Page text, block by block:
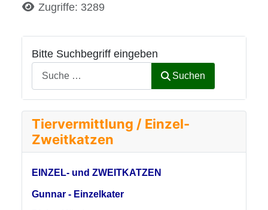
Bitte Suchbegriff eingeben
Suchen
Tiervermittlung / Einzel-
Zweitkatzen
EINZEL- und ZWEITKATZEN
Gunnar - Einzelkater
DetailsZugriffe: 3289